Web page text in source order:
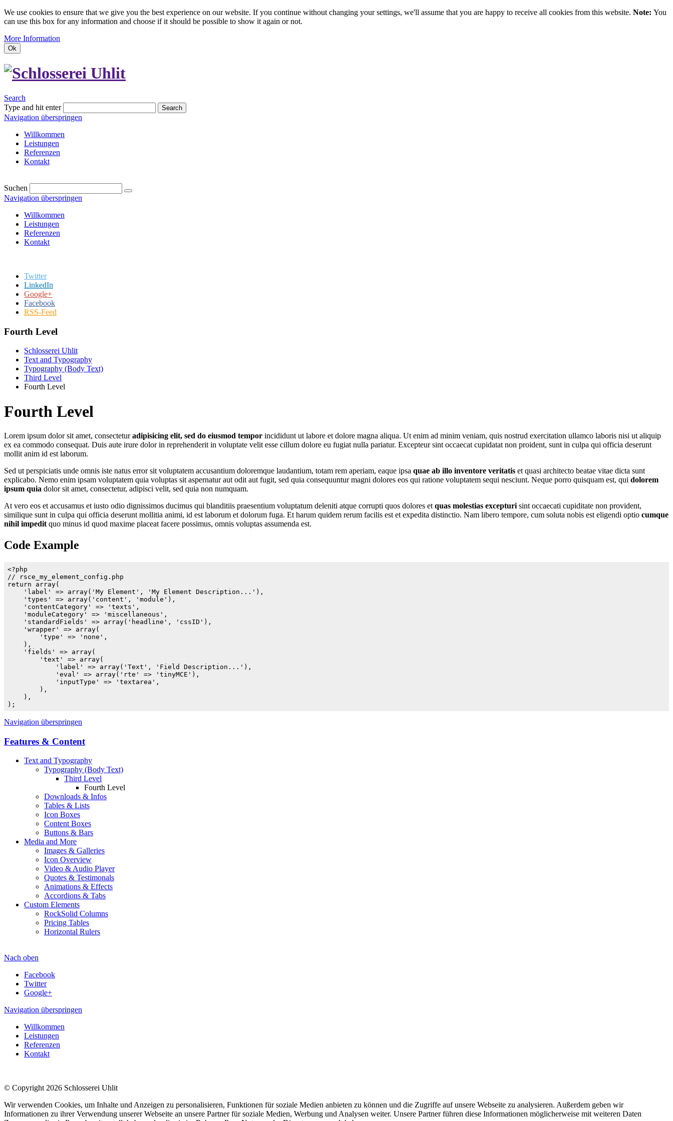
We use cookies to ensure that we give you the best experience on our website. If you continue without changing your settings, we'll assume that you are happy to receive all cookies from this website. Note: You
can use this box for any information and choose if it should be possible to show it again or not.
More Information
Ok
Search
Type and hit enter
Search
Navigation überspringen
Willkommen
Leistungen
Referenzen
Kontakt
Suchen
Navigation überspringen
Willkommen
Leistungen
Referenzen
Kontakt
Twitter
LinkedIn
Google+
Facebook
RSS-Feed
Fourth Level
Schlosserei Uhlit
Text and Typography
Typography (Body Text)
Third Level
Fourth Level
Fourth Level
Lorem ipsum dolor sit amet, consecteturadipisicing elit, sed do eiusmod tempor incididunt ut labore et dolore magna aliqua. Ut enim ad minim veniam, quis nostrud exercitation ullamco laboris nisi ut aliquip
ex ea commodo consequat. Duis aute irure dolor in reprehenderit in voluptate velit esse cillum dolore eu fugiat nulla pariatur. Excepteur sint occaecat cupidatat non proident, sunt in culpa qui officia deserunt
mollit anim id est laborum.
Sed ut perspiciatis unde omnis iste natus error sit voluptatem accusantium doloremque laudantium, totam rem aperiam, eaque ipsa quae ab illo inventore veritatis et quasi architecto beatae vitae dicta sunt
explicabo. Nemo enim ipsam voluptatem quia voluptas sit aspernatur aut odit aut fugit, sed quia consequuntur magni dolores eos qui ratione voluptatem sequi nesciunt. Neque porro quisquam est, qui dolorem
ipsum quia dolor sit amet, consectetur, adipisci velit, sed quia non numquam.
At vero eos et accusamus et iusto odio dignissimos ducimus qui blanditiis praesentium voluptatum deleniti atque corrupti quos dolores et quas molestias excepturi sint occaecati cupiditate non provident,
similique sunt in culpa qui officia deserunt mollitia animi, id est laborum et dolorum fuga. Et harum quidem rerum facilis est et expedita distinctio. Nam libero tempore, cum soluta nobis est eligendi optio cumque
nihil impedit quo minus id quod maxime placeat facere possimus, omnis voluptas assumenda est.
Code Example
<?php
// rsce_my_element_config.php
return array(
    'label' => array('My Element', 'My Element Description...'),
    'types' => array('content', 'module'),
    'contentCategory' => 'texts',
    'moduleCategory' => 'miscellaneous',
    'standardFields' => array('headline', 'cssID'),
    'wrapper' => array(
        'type' => 'none',
    ),
    'fields' => array(
        'text' => array(
            'label' => array('Text', 'Field Description...'),
            'eval' => array('rte' => 'tinyMCE'),
            'inputType' => 'textarea',
        ),
    ),
);
Navigation überspringen
Features & Content
Text and Typography
Typography (Body Text)
Third Level
Fourth Level
Downloads & Infos
Tables & Lists
Icon Boxes
Content Boxes
Buttons & Bars
Media and More
Images & Galleries
Icon Overview
Video & Audio Player
Quotes & Testimonals
Animations & Effects
Accordions & Tabs
Custom Elements
RockSolid Columns
Pricing Tables
Horizontal Rulers
Nach oben
Facebook
Twitter
Google+
Navigation überspringen
Willkommen
Leistungen
Referenzen
Kontakt
© Copyright 2026 Schlosserei Uhlit
Wir verwenden Cookies, um Inhalte und Anzeigen zu personalisieren, Funktionen für soziale Medien anbieten zu können und die Zugriffe auf unsere Webseite zu analysieren. Außerdem geben wir
Informationen zu ihrer Verwendung unserer Webseite an unsere Partner für soziale Medien, Werbung und Analysen weiter. Unsere Partner führen diese Informationen möglicherweise mit weiteren Daten